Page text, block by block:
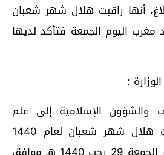
أنها راقبت هلال شهر شعبان
بعد مغرب اليوم الجمعة فتأكد لديها
:
والشؤون الإسلامية إلى علم
المواطنين أنها راقبت هلال شهر شعبان لعام 1440